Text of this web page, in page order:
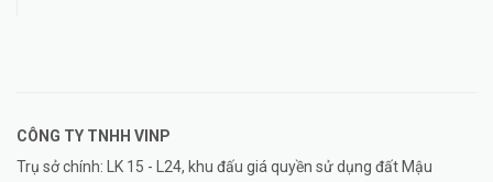
CÔNG TY TNHH VINP
Trụ sở chính: LK 15 - L24, khu đấu giá quyền sử dụng đất Mậu